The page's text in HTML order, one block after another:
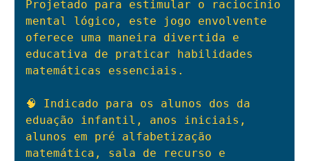
Projetado para estimular o raciocínio
mental lógico, este jogo envolvente
oferece uma maneira divertida e
educativa de praticar habilidades
matemáticas essenciais.
🧠 Indicado para os alunos dos da
eduação infantil, anos iniciais,
alunos em pré alfabetização
matemática, sala de recurso e